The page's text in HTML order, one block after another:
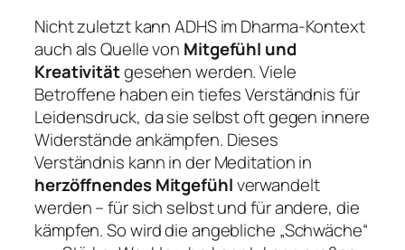
Nicht zuletzt kann ADHS im Dharma-Kontext
auch als Quelle von Mitgefühl und
Kreativitätgesehen werden. Viele
Betroffene haben ein tiefes Verständnis für
Leidensdruck, da sie selbst oft gegen innere
Widerstände ankämpfen. Dieses
Verständnis kann in der Meditation in
herzöffnendes Mitgefühlverwandelt
werden – für sich selbst und für andere, die
kämpfen. So wird die angebliche „Schwäche“